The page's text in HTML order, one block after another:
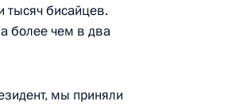
тысяч бисайцев.
более чем в два
мы приняли